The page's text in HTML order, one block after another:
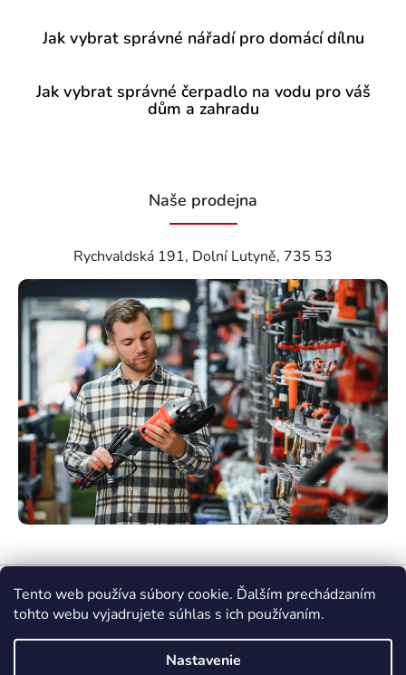
Tento web používa súbory cookie. Ďalším prechádzaním
tohto webu vyjadrujete súhlas s ich používaním.
Nastavenie
Jak vybrat správné nářadí pro domácí dílnu
Jak vybrat správné čerpadlo na vodu pro váš
dům a zahradu
Naše prodejna
Rychvaldská 191, Dolní Lutyně, 735 53